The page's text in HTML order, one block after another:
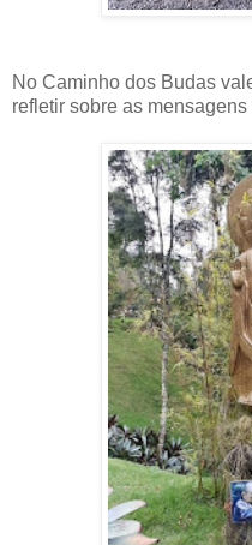
No Caminho dos Budas
refletir sobre as